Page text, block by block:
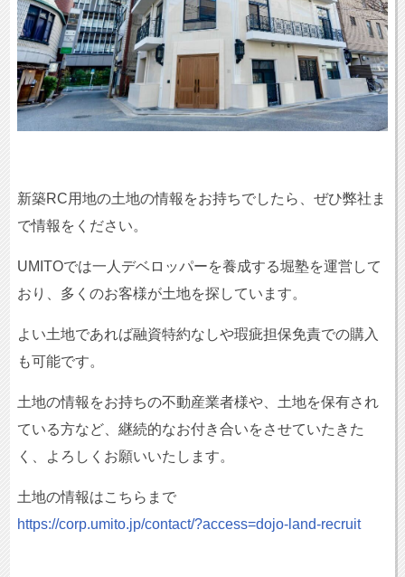
新築RC用地の土地の情報をお持ちでしたら、ぜひ弊社ま
で情報をください。
UMITOでは一人デベロッパーを養成する堀塾を運営して
おり、多くのお客様が土地を探しています。
よい土地であれば融資特約なしや瑕疵担保免責での購入
も可能です。
土地の情報をお持ちの不動産業者様や、土地を保有され
ている方など、継続的なお付き合いをさせていたきた
く、よろしくお願いいたします。
土地の情報はこちらまで
https://corp.umito.jp/contact/?access=dojo-land-recruit